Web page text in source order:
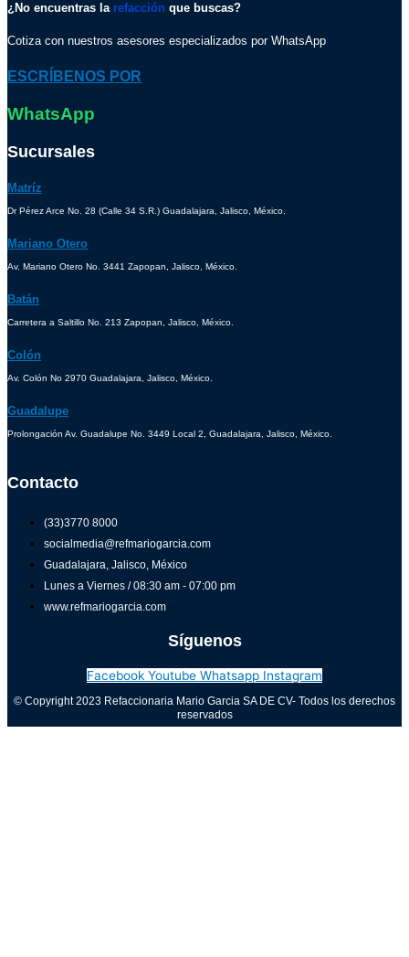
¿No encuentras la refacción que buscas?
Cotiza con nuestros asesores especializados por WhatsApp
ESCRÍBENOS POR
WhatsApp
Sucursales
Matríz
Dr Pérez Arce No. 28 (Calle 34 S.R.) Guadalajara, Jalisco, México.
Mariano Otero
Av. Mariano Otero No. 3441 Zapopan, Jalisco, México.
Batán
Carretera a Saltillo No. 213 Zapopan, Jalisco, México.
Colón
Av. Colón No 2970 Guadalajara, Jalisco, México.
Guadalupe
Prolongación Av. Guadalupe No. 3449 Local 2, Guadalajara, Jalisco, México.
Contacto
(33)3770 8000
socialmedia@refmariogarcia.com
Guadalajara, Jalisco, México
Lunes a Viernes / 08:30 am - 07:00 pm
www.refmariogarcia.com
Síguenos
Facebook Youtube Whatsapp Instagram
© Copyright 2023 Refaccionaria Mario Garcia SA DE CV- Todos los derechos
reservados